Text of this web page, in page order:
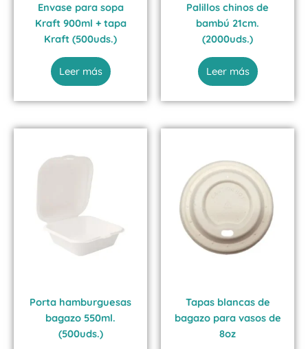
Envase para sopa
Kraft 900ml + tapa
Kraft (500uds.)
Leer más
Palillos chinos de
bambú 21cm.
(2000uds.)
Leer más
Porta hamburguesas
bagazo 550ml.
(500uds.)
Tapas blancas de
bagazo para vasos de
8oz